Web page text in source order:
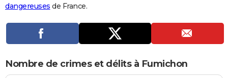
Se connecter
Entreprises
Service militaire
Avis de recherche
AVIS DE DÉCÈS
Bricolage
Lifestyle
Culture
Sport
Auto
Television
Voyage
Cinema
dangereuses de France.
Nombre de crimes et délits à Fumichon